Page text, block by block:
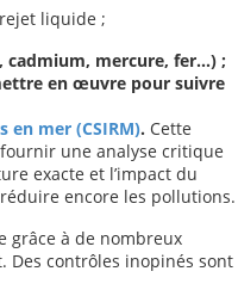
liquide ;
cadmium, mercure, fer…) ;
en œuvre pour suivre
en mer (CSIRM). Cette
une analyse critique
exacte et l’impact du
encore les pollutions.
grâce à de nombreux
Des contrôles inopinés sont